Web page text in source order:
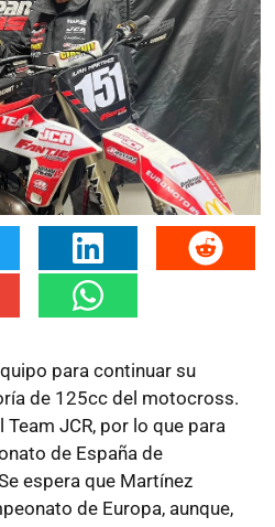
para continuar su
de 125cc del motocross.
Team JCR, por lo que para
de España de
espera que Martínez
de Europa, aunque,